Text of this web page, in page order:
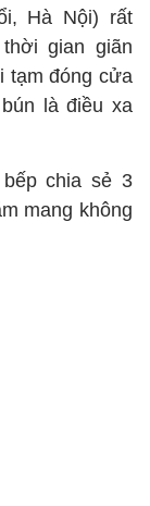
Hà Nội) rất
gian giãn
tạm đóng cửa
là điều xa
chia sẻ 3
mang không